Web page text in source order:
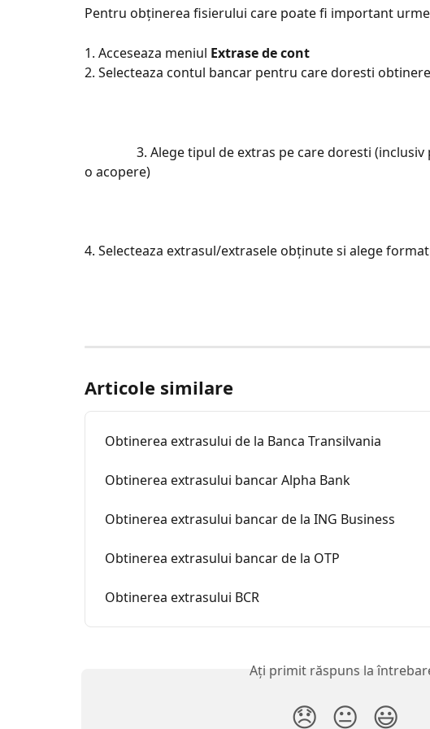
Pentru obținerea fisierului care poate fi important
1. Acceseaza meniul Extrase de cont
2. Selecteaza contul bancar pentru care doresti
o acopere)
4. Selecteaza extrasul/extrasele obținute si alege
Articole similare
Obtinerea extrasului de la Banca Transilvania
Obtinerea extrasului bancar Alpha Bank
Obtinerea extrasului bancar de la ING Business
Obtinerea extrasului bancar de la OTP
Obtinerea extrasului BCR
Ați primit răspuns la
😞 😐 😃